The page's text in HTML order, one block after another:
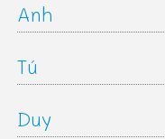
Anh
Tú
Duy